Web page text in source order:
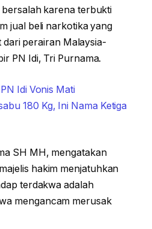
bersalah karena terbukti
jual beli narkotika yang
dari perairan Malaysia-
PN Idi, Tri Purnama.
Idi Vonis Mati
180 Kg, Ini Nama Ketiga
SH MH, mengatakan
hakim menjatuhkan
terdakwa adalah
mengancam merusak